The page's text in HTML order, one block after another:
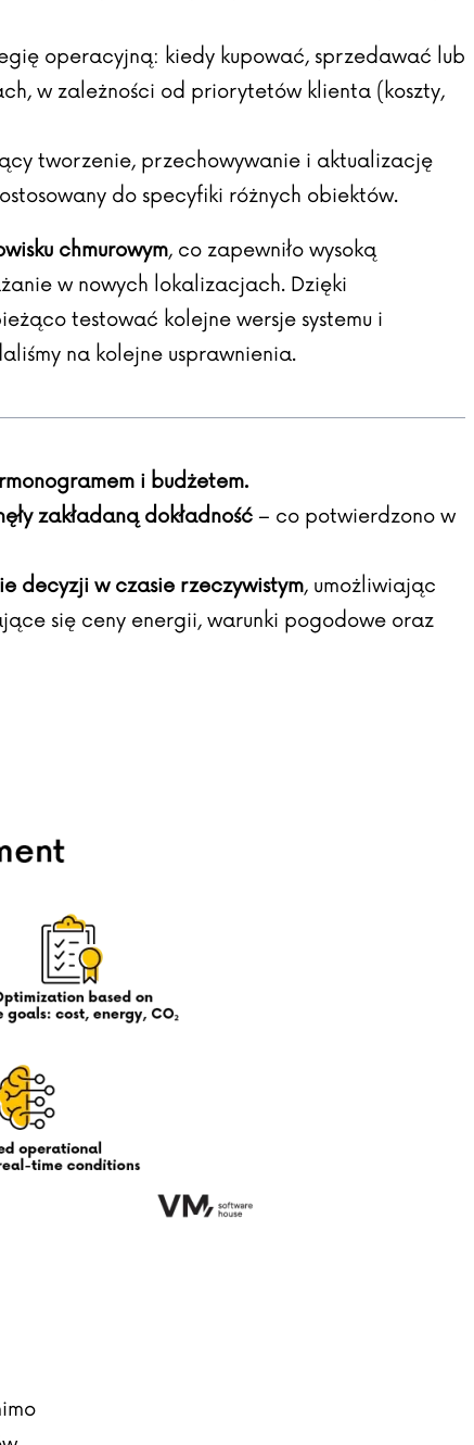
operacyjną: kiedy kupować, sprzedawać lub
w zależności od priorytetów klienta (koszty,
tworzenie, przechowywanie i aktualizację
do specyfiki różnych obiektów.
chmurowym, co zapewniło wysoką
w nowych lokalizacjach. Dzięki
testować kolejne wersje systemu i
na kolejne usprawnienia.
i budżetem.
zakładaną dokładność– co potwierdzono w
decyzji w czasie rzeczywistym, umożliwiając
się ceny energii, warunki pogodowe oraz